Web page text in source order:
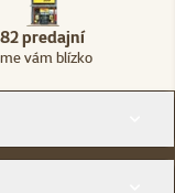
82 predajní
vám blízko